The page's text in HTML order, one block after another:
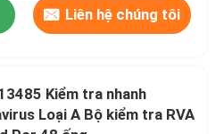
Liên hệ chúng tôi
Kiểm tra nhanh
Loại A Bộ kiểm tra RVA